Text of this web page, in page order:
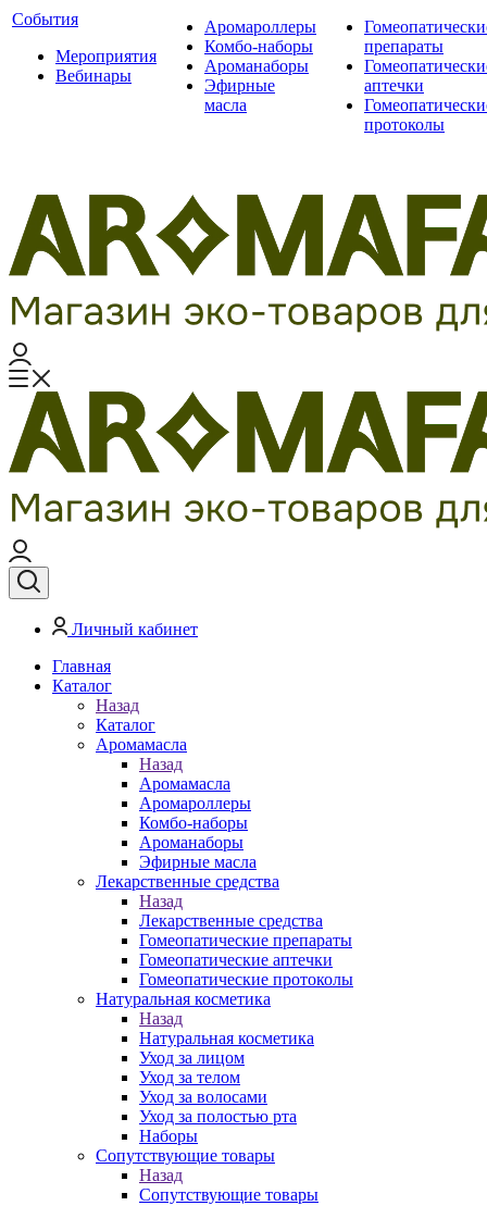
События
Мероприятия
Вебинары
Аромароллеры
Комбо-наборы
Ароманаборы
Эфирные
масла
препараты
аптечки
протоколы
Личный кабинет
Главная
Каталог
Назад
Каталог
Аромамасла
Назад
Аромамасла
Аромароллеры
Комбо-наборы
Ароманаборы
Эфирные масла
Лекарственные средства
Назад
Лекарственные средства
Гомеопатические препараты
Гомеопатические аптечки
Гомеопатические протоколы
Натуральная косметика
Назад
Натуральная косметика
Уход за лицом
Уход за телом
Уход за волосами
Уход за полостью рта
Наборы
Сопутствующие товары
Назад
Сопутствующие товары